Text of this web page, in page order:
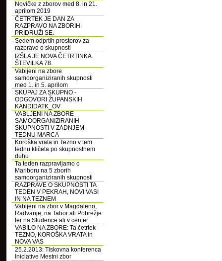
Novičke z zborov med 8. in 21.
aprilom 2019
ČETRTEK JE DAN ZA
RAZPRAVO NA ZBORIH.
PRIDRUŽI SE.
Sedem odprtih prostorov za
razpravo o skupnosti
IZŠLA JE NOVA ČETRTINKA.
ŠTEVILKA 78.
Vabljeni na zbore
samoorganiziranih skupnosti
med 1. in 5. aprilom
SKUPAJ ZA SKUPNO -
ODGOVORI ŽUPANSKIH
KANDIDATK_OV
VABLJENI NA ZBORE
SAMOORGANIZIRANIH
SKUPNOSTI V ZADNJEM
TEDNU MARCA
Koroška vrata in Tezno v tem
tednu kličeta po skupnostnem
duhu
Ta teden razpravljamo o
Mariboru na 5 zborih
samoorganiziranih skupnosti
RAZPRAVE O SKUPNOSTI TA
TEDEN V PEKRAH, NOVI VASI
IN NA TEZNEM
Vabljeni na zbor v Magdaleno,
Radvanje, na Tabor ali Pobrežje
ter na Studence ali v center
VABILO NA ZBORE: Ta četrtek
TEZNO, KOROŠKA VRATA in
NOVA VAS
25.2.2013: Tiskovna konferenca
Iniciative Mestni zbor